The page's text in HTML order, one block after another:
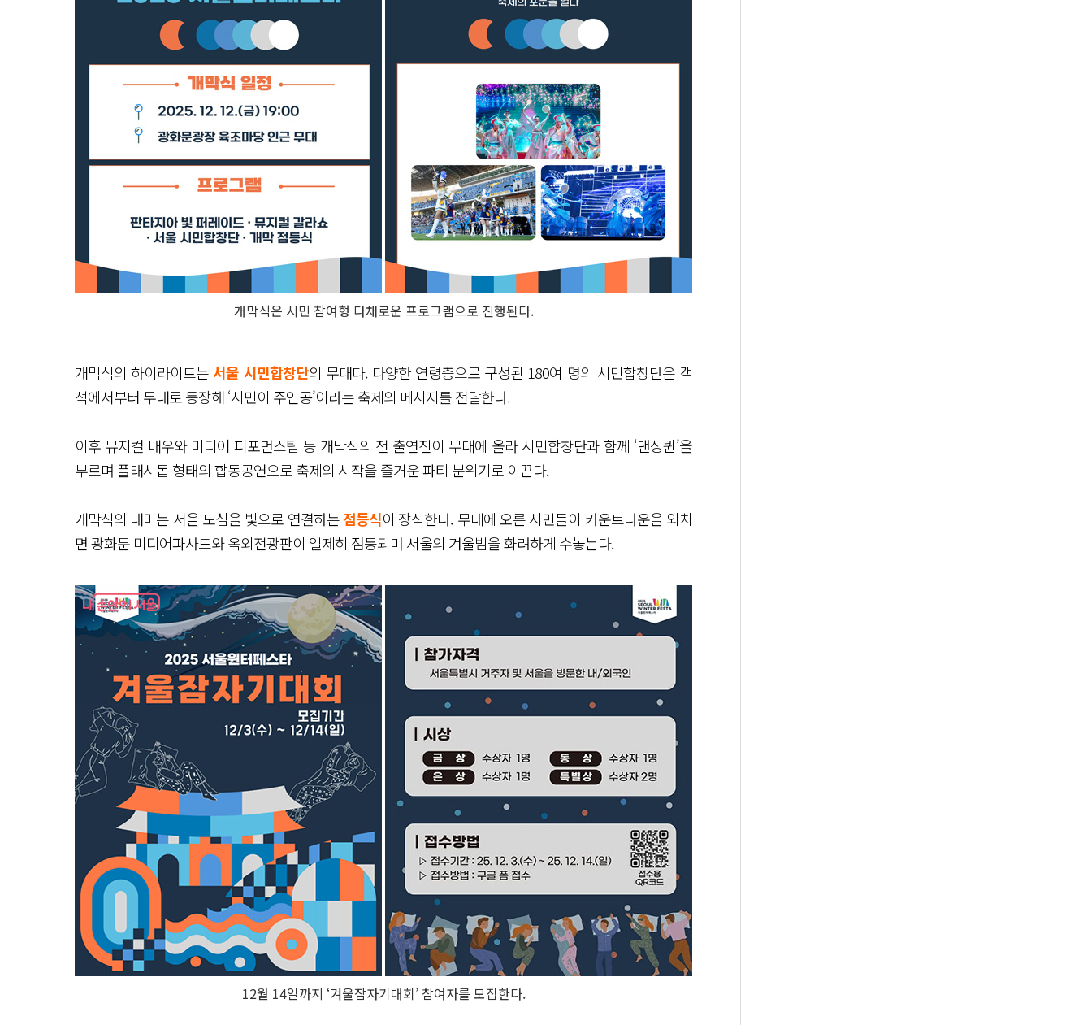
개막식은 시민 참여형 다채로운 프로그램으로 진행된다.
개막식의 하이라이트는서울 시민합창단의 무대다. 다양한 연령층으로 구성된 180여 명의 시민합창단은 객
석에서부터 무대로 등장해 ‘시민이 주인공’이라는 축제의 메시지를 전달한다.
이후 뮤지컬 배우와 미디어 퍼포먼스팀 등 개막식의 전 출연진이 무대에 올라 시민합창단과 함께 ‘댄싱퀸’을
부르며 플래시몹 형태의 합동공연으로 축제의 시작을 즐거운 파티 분위기로 이끈다.
개막식의 대미는 서울 도심을 빛으로 연결하는점등식이 장식한다. 무대에 오른 시민들이 카운트다운을 외치
면 광화문 미디어파사드와 옥외전광판이 일제히 점등되며 서울의 겨울밤을 화려하게 수놓는다.
12월 14일까지 ‘겨울잠자기대회’ 참여자를 모집한다.